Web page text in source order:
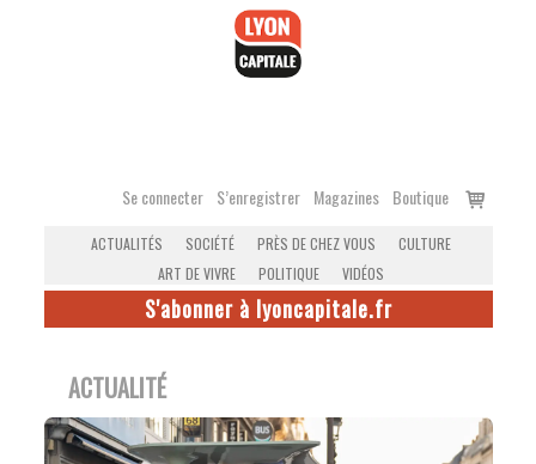
Se connecter S’enregistrer Magazines Boutique
Voir
ACTUALITÉS SOCIÉTÉ PRÈS DE CHEZ VOUS
CULTURE
ART DE VIVRE
POLITIQUE VIDÉOS
S'abonner à lyoncapitale.fr
ACTUALITÉ